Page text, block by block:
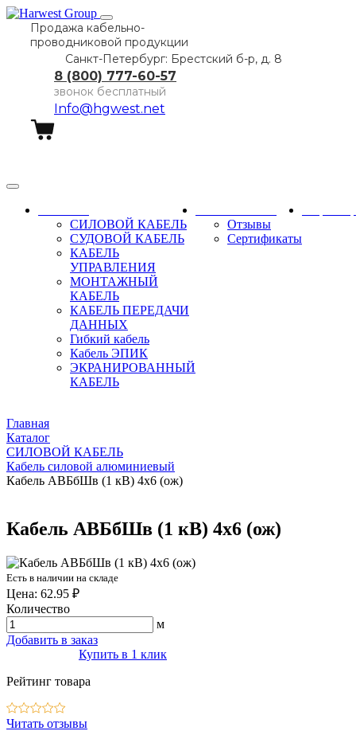
Продажа кабельно-
проводниковой продукции
Санкт-Петербург: Брестский б-р, д. 8
8 (800) 777-60-57
звонок бесплатный
Info@hgwest.net
СИЛОВОЙ КАБЕЛЬ
СУДОВОЙ КАБЕЛЬ
КАБЕЛЬ
УПРАВЛЕНИЯ
МОНТАЖНЫЙ
КАБЕЛЬ
КАБЕЛЬ ПЕРЕДАЧИ
ДАННЫХ
Гибкий кабель
Кабель ЭПИК
ЭКРАНИРОВАННЫЙ
КАБЕЛЬ
Отзывы
Сертификаты
Главная
Каталог
СИЛОВОЙ КАБЕЛЬ
Кабель силовой алюминиевый
Кабель АВБбШв (1 кВ) 4х6 (ож)
Кабель АВБбШв (1 кВ) 4х6 (ож)
Есть в наличии на складе
Цена: 62.95 ₽
Количество
м
Добавить в заказ
Купить в 1 клик
Рейтинг товара
Читать отзывы